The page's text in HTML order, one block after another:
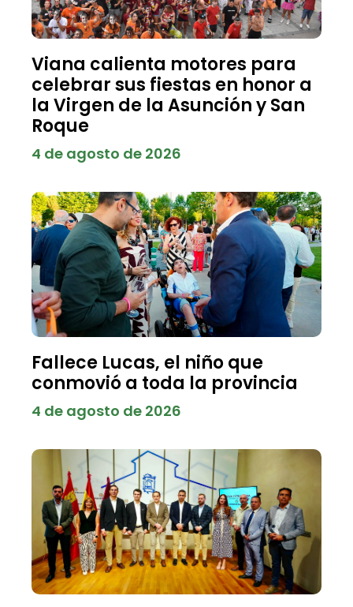
Viana calienta motores para
celebrar sus fiestas en honor a
la Virgen de la Asunción y San
Roque
4 de agosto de 2026
Fallece Lucas, el niño que
conmovió a toda la provincia
4 de agosto de 2026